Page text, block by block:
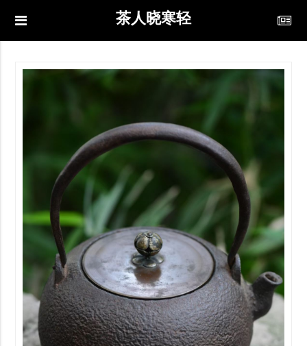
茶人晓寒轻